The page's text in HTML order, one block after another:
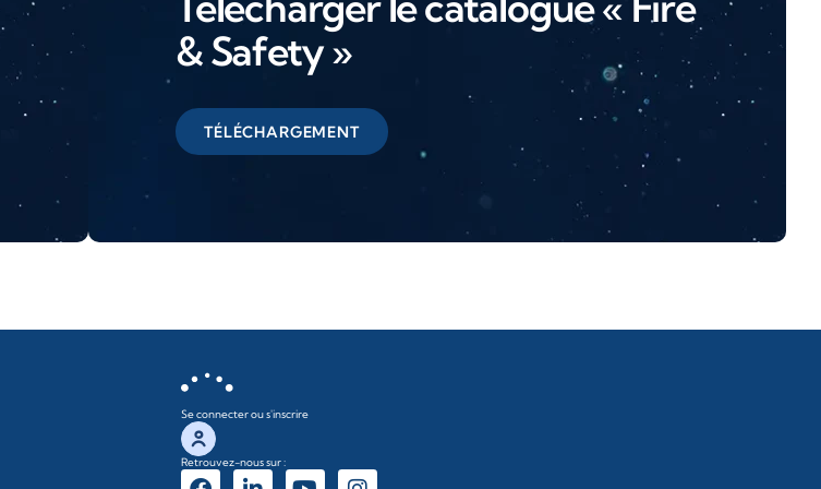
& Safety »
TÉLÉCHARGEMENT
Se connecter ou s'inscrire
Retrouvez-nous sur :